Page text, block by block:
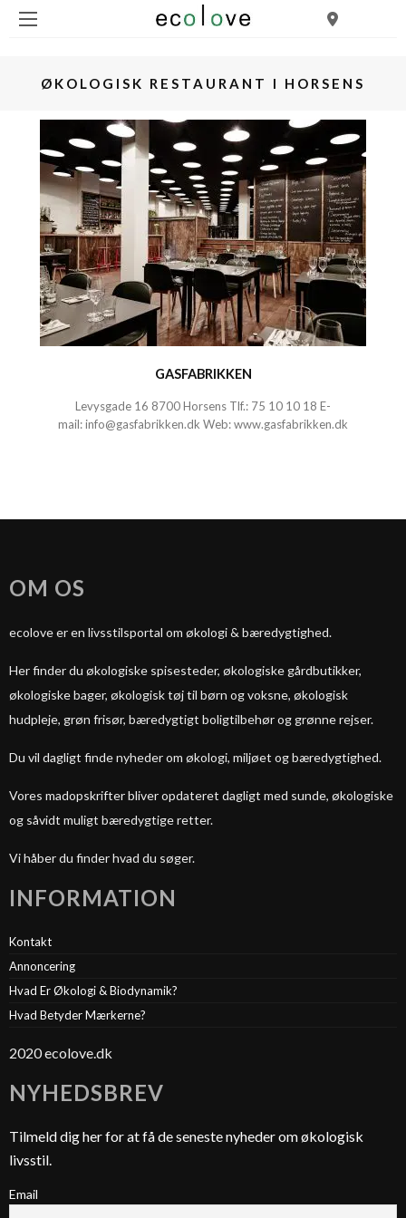
ØKOLOGISK RESTAURANT I HORSENS
GASFABRIKKEN
Levysgade 16 8700 Horsens Tlf.: 75 10 10 18 E-
mail:info@gasfabrikken.dk Web:www.gasfabrikken.dk
OM OS
ecolove er en livsstilsportal om økologi & bæredygtighed.
Her finder du økologiske spisesteder, økologiske gårdbutikker,
økologiske bager, økologisk tøj til børn og voksne, økologisk
hudpleje, grøn frisør, bæredygtigt boligtilbehør og grønne rejser.
Du vil dagligt finde nyheder om økologi, miljøet og bæredygtighed.
Vores madopskrifter bliver opdateret dagligt med sunde, økologiske
og såvidt muligt bæredygtige retter.
Vi håber du finder hvad du søger.
INFORMATION
Kontakt
Annoncering
Hvad Er Økologi & Biodynamik?
Hvad Betyder Mærkerne?
2020 ecolove.dk
NYHEDSBREV
Tilmeld dig her for at få de seneste nyheder om økologisk
livsstil.
Email